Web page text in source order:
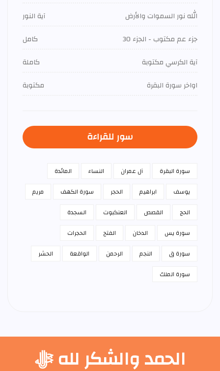
الله نور السموات والأرض
آية النور
جزء عم مكتوب - الجزء 30
كامل
آية الكرسي مكتوبة
كاملة
اواخر سورة البقرة
مكتوبة
سور للقراءة
سورة البقرة آل عمران النساء
المائدة
يوسف
ابراهيم الحجر سورة الكهف
مريم
الحج
القصص العنكبوت
السجدة
سورة يس
الدخان الفتح
الحجرات
سورة ق
النجم الرحمن الواقعة
الحشر
سورة الملك
الحمد والشكر لله ﷻ